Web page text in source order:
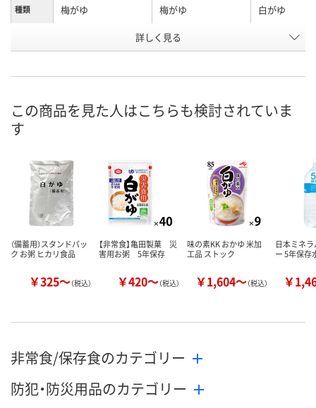
種類 梅がゆ 梅がゆ 白がゆ
HN78628 HN78757
お届け日 8月7日（金） 8月7日（金）
ついてご連絡
数量
カゴへ カゴへ カ
詳しく見る
この商品を見た人はこちらも検討されていま
す
（備蓄用）スタンドパッ
ク お粥 ヒカリ食品
￥325～（税込）
【非常食】亀田製菓 災
害用お粥 5年保存
￥420～（税込）
味の素KK おかゆ 米加
工品 ストック
￥1,604～（税込）
日本ミネ
ー 5年保存
￥
非常食/保存食のカテゴリー
防犯・防災用品のカテゴリー